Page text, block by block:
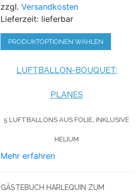
zzgl.Versandkosten
Lieferzeit: lieferbar
PRODUKTOPTIONEN WÄHLEN
LUFTBALLON-BOUQUET:
PLANES
5 LUFTBALLONS AUS FOLIE, INKLUSIVE
HELIUM
Mehr erfahren
GÄSTEBUCH HARLEQUIN ZUM